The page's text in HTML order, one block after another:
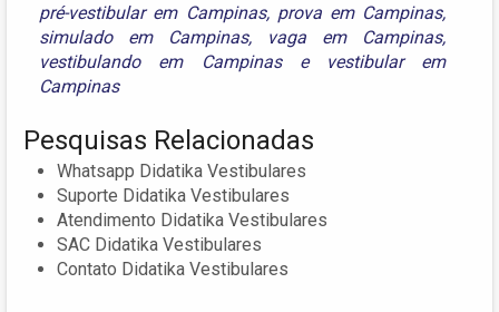
pré-vestibular em Campinas, prova em Campinas,
simulado em Campinas, vaga em Campinas,
vestibulando em Campinase vestibular em
Campinas
Pesquisas Relacionadas
Whatsapp Didatika Vestibulares
Suporte Didatika Vestibulares
Atendimento Didatika Vestibulares
SAC Didatika Vestibulares
Contato Didatika Vestibulares